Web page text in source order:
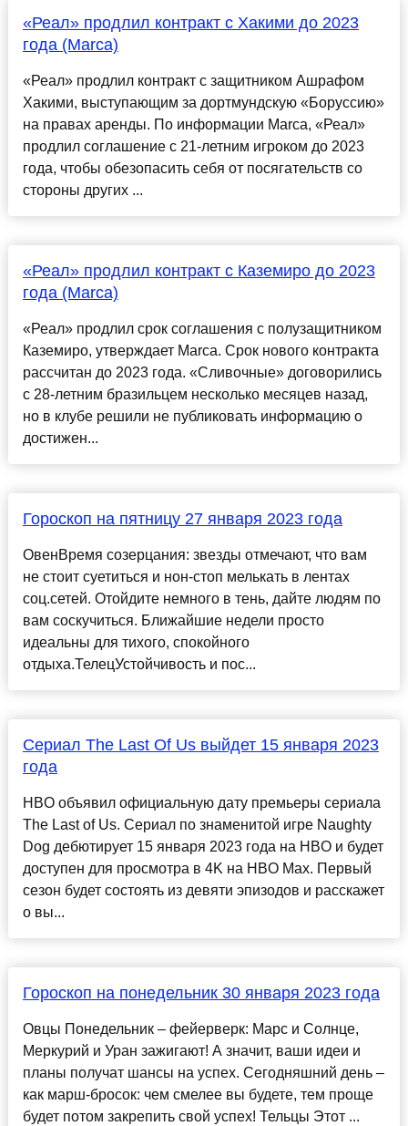
«Реал» продлил контракт с Хакими до 2023
года (Marca)
«Реал» продлил контракт с защитником Ашрафом
Хакими, выступающим за дортмундскую «Боруссию»
на правах аренды. По информации Marca, «Реал»
продлил соглашение с 21-летним игроком до 2023
года, чтобы обезопасить себя от посягательств со
стороны других ...
«Реал» продлил контракт с Каземиро до 2023
года (Marca)
«Реал» продлил срок соглашения с полузащитником
Каземиро, утверждает Marca. Срок нового контракта
рассчитан до 2023 года. «Сливочные» договорились
с 28-летним бразильцем несколько месяцев назад,
но в клубе решили не публиковать информацию о
достижен...
Гороскоп на пятницу 27 января 2023 года
ОвенВремя созерцания: звезды отмечают, что вам
не стоит суетиться и нон-стоп мелькать в лентах
соц.сетей. Отойдите немного в тень, дайте людям по
вам соскучиться. Ближайшие недели просто
идеальны для тихого, спокойного
отдыха.ТелецУстойчивость и пос...
Сериал The Last Of Us выйдет 15 января 2023
года
HBO объявил официальную дату премьеры сериала
The Last of Us. Сериал по знаменитой игре Naughty
Dog дебютирует 15 января 2023 года на HBO и будет
доступен для просмотра в 4K на HBO Max. Первый
сезон будет состоять из девяти эпизодов и расскажет
о вы...
Гороскоп на понедельник 30 января 2023 года
Овцы Понедельник – фейерверк: Марс и Солнце,
Меркурий и Уран зажигают! А значит, ваши идеи и
планы получат шансы на успех. Сегодняшний день –
как марш-бросок: чем смелее вы будете, тем проще
будет потом закрепить свой успех! Тельцы Этот ...